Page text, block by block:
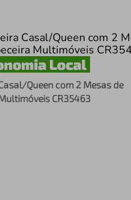
Queen com 2 Mesas de
CR35463